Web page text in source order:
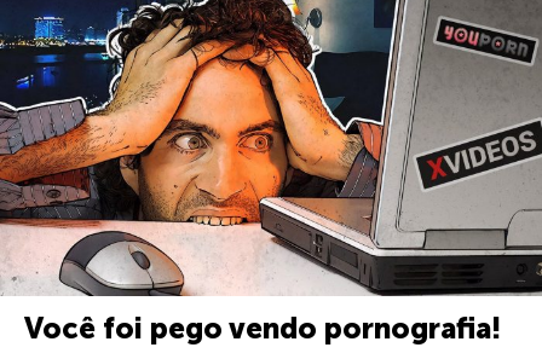
Você foi pego vendo pornografia!